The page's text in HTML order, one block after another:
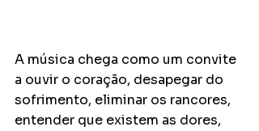
A música chega como um convite
a ouvir o coração, desapegar do
sofrimento, eliminar os rancores,
entender que existem as dores,